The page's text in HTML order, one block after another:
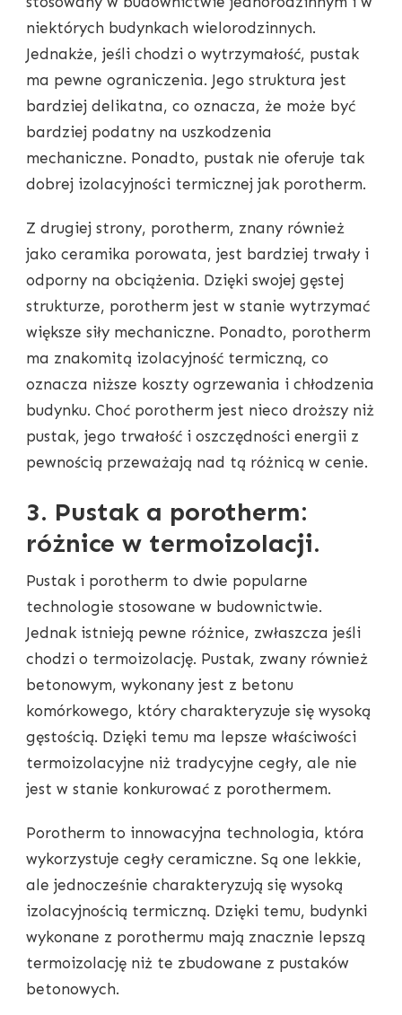
niektórych budynkach wielorodzinnych.
Jednakże, jeśli chodzi o wytrzymałość, pustak
ma pewne ograniczenia. Jego struktura jest
bardziej delikatna, co oznacza, że może być
bardziej podatny na uszkodzenia
mechaniczne. Ponadto, pustak nie oferuje tak
dobrej izolacyjności termicznej jak porotherm.
Z drugiej strony, porotherm, znany również
jako ceramika porowata, jest bardziej trwały i
odporny na obciążenia. Dzięki swojej gęstej
strukturze, porotherm jest w stanie wytrzymać
większe siły mechaniczne. Ponadto, porotherm
ma znakomitą izolacyjność termiczną, co
oznacza niższe koszty ogrzewania i chłodzenia
budynku. Choć porotherm jest nieco droższy niż
pustak, jego trwałość i oszczędności energii z
pewnością przeważają nad tą różnicą w cenie.
3. Pustak a porotherm:
różnice w termoizolacji.
Pustak i porotherm to dwie popularne
technologie stosowane w budownictwie.
Jednak istnieją pewne różnice, zwłaszcza jeśli
chodzi o termoizolację. Pustak, zwany również
betonowym, wykonany jest z betonu
komórkowego, który charakteryzuje się wysoką
gęstością. Dzięki temu ma lepsze właściwości
termoizolacyjne niż tradycyjne cegły, ale nie
jest w stanie konkurować z porothermem.
Porotherm to innowacyjna technologia, która
wykorzystuje cegły ceramiczne. Są one lekkie,
ale jednocześnie charakteryzują się wysoką
izolacyjnością termiczną. Dzięki temu, budynki
wykonane z porothermu mają znacznie lepszą
termoizolację niż te zbudowane z pustaków
betonowych.